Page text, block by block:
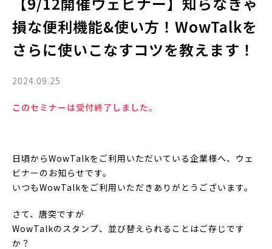
損な便利機能&使い方！WowTalkを
さらに使いこなすコツを教えます！
2024.09.25
このセミナーは受付終了しました。
日頃からWowTalkをご利用いただいている企業様へ、ウェ
ビナーのお知らせです。
いつもWowTalkをご利用いただきありがとうございます。
さて、唐突ですが
WowTalkのスタンプ、並び替えられることはご存じです
か？